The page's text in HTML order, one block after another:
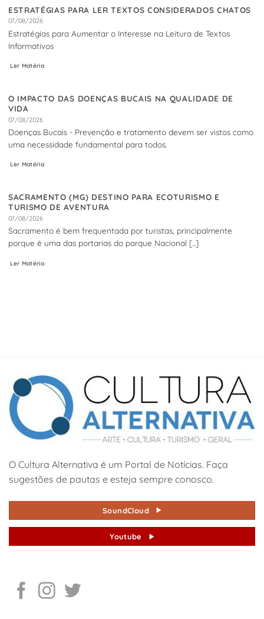
ESTRATÉGIAS PARA LER TEXTOS CONSIDERADOS CHATOS
07/08/2026
Estratégias para Aumentar o Interesse na Leitura de Textos
Informativos
Ler Matéria
O IMPACTO DAS DOENÇAS BUCAIS NA QUALIDADE DE
VIDA
07/08/2026
Doenças Bucais - Prevenção e tratamento devem ser vistos como
uma necessidade fundamental para todos.
Ler Matéria
SACRAMENTO (MG) DESTINO PARA ECOTURISMO E
TURISMO DE AVENTURA
07/08/2026
Sacramento é bem frequentada por turistas, principalmente
porque é uma das portarias do parque Nacional [...]
Ler Matéria
O Cultura Alternativa é um Portal de Notícias. Faça
sugestões de pautas e esteja sempre conosco.
SoundCloud
Youtube